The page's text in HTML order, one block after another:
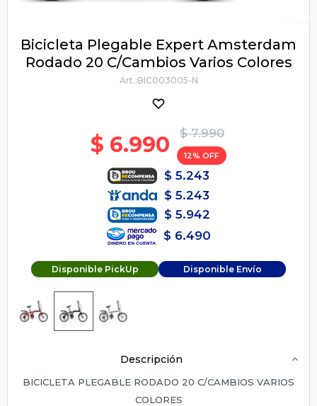
Bicicleta Plegable Expert Amsterdam
Rodado 20 C/Cambios Varios Colores
BIC003005-N
$ 7.990
$ 6.990 12
$ 5.243
$ 5.243
$ 5.942
$ 6.490
Disponible PickUp Disponible Envío
Descripción
BICICLETA PLEGABLE RODADO 20 C/CAMBIOS VARIOS
COLORES